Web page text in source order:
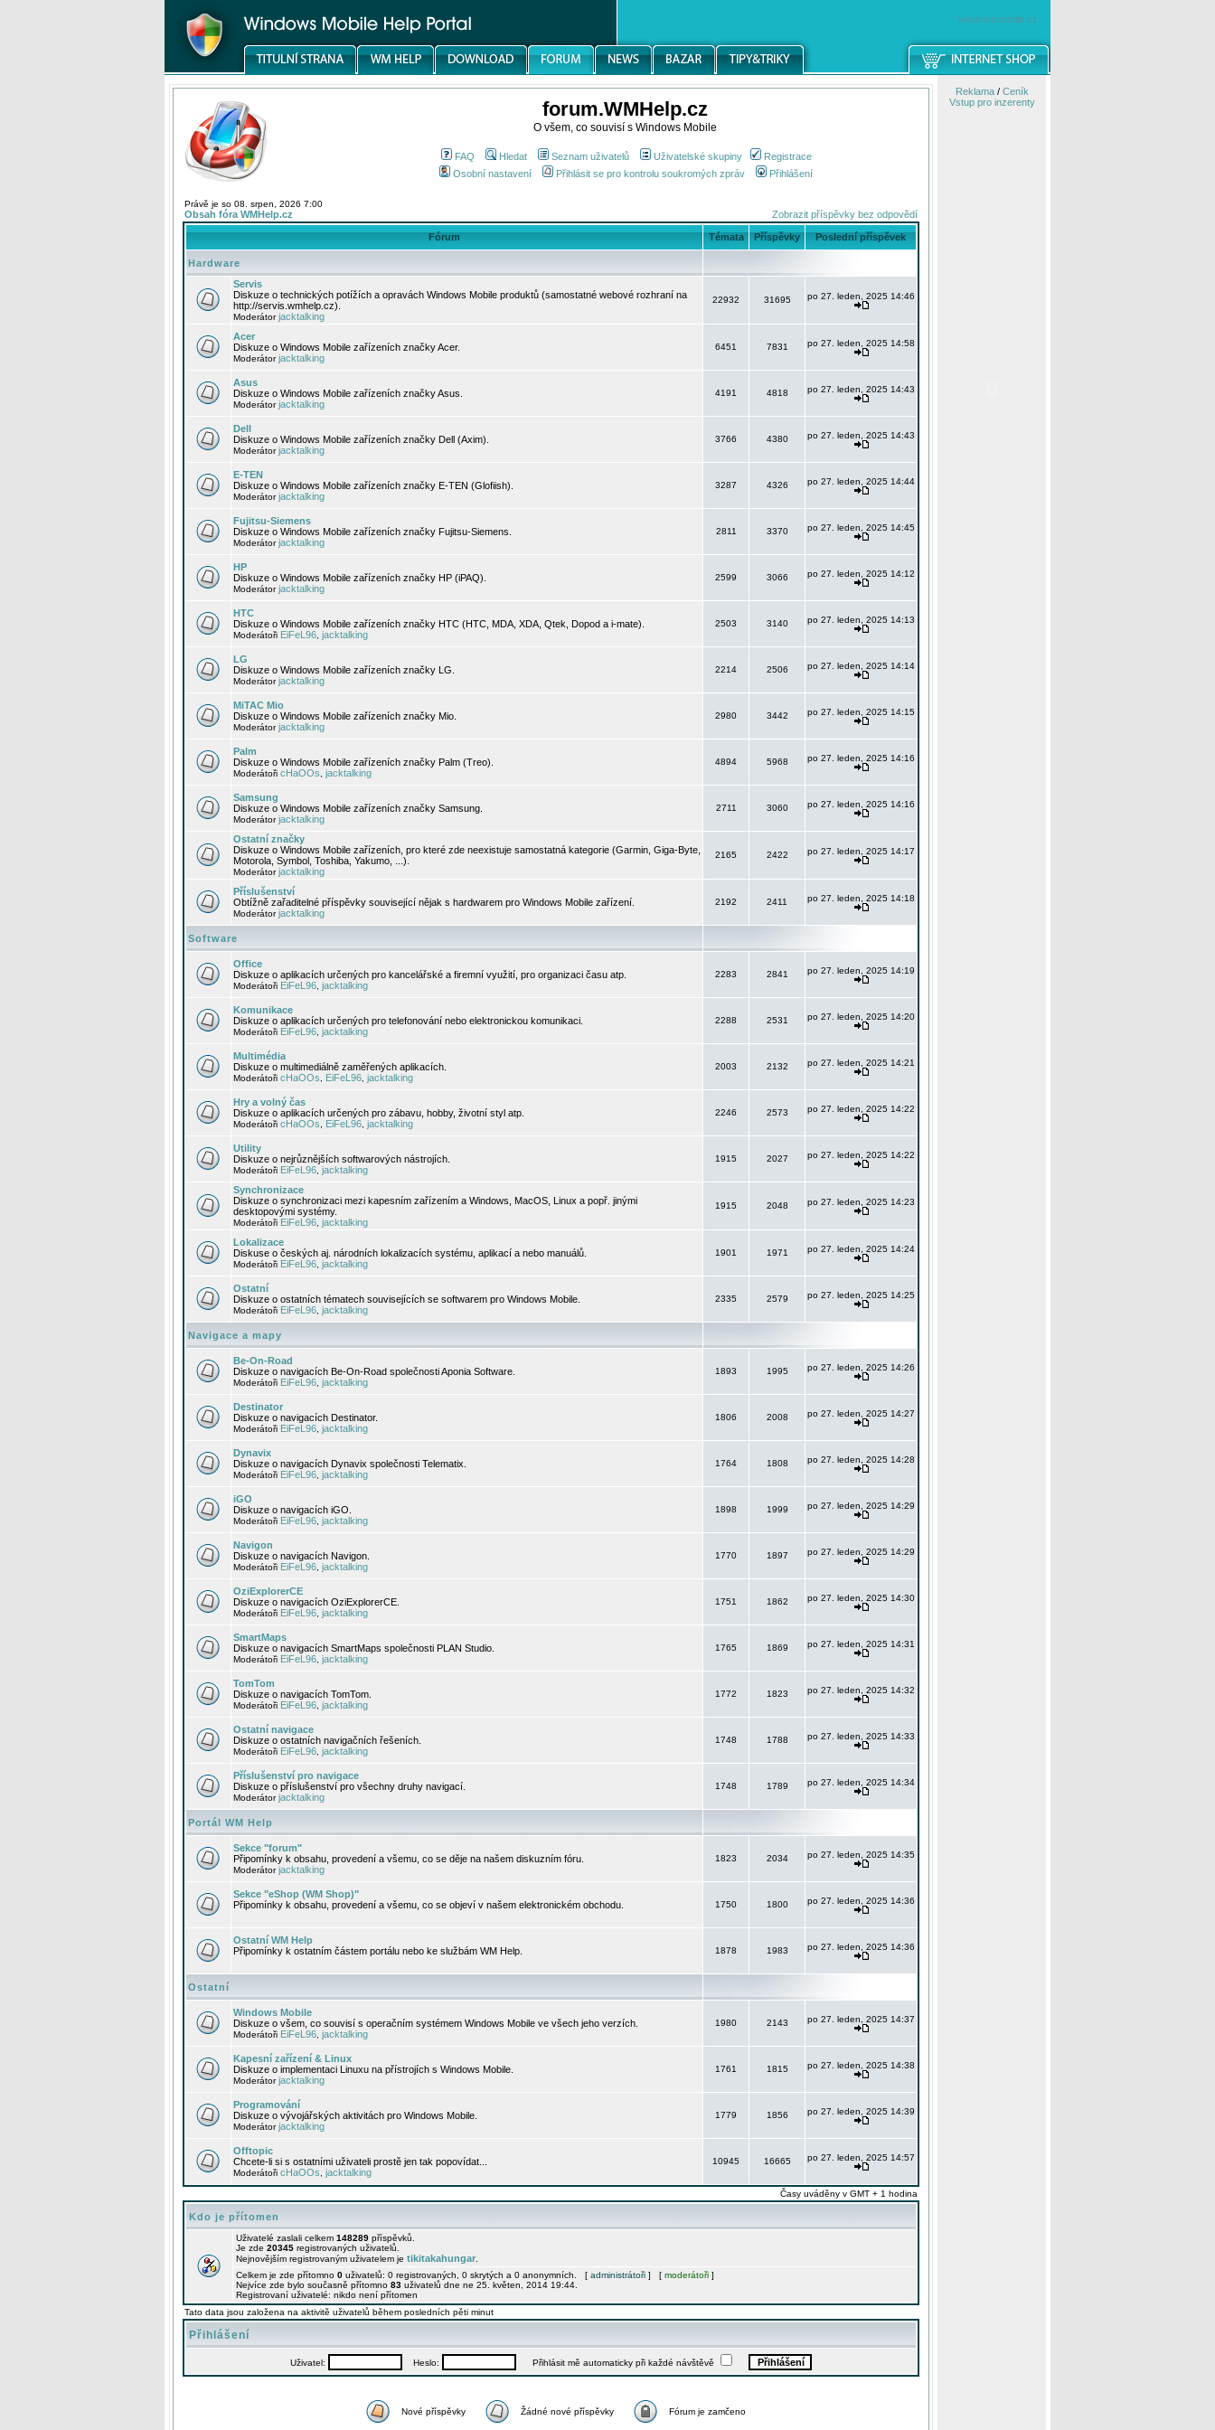
windowsmobile.cz
forum.WMHelp.cz
O všem, co souvisí s Windows Mobile
FAQ Hledat Seznam uživatelů Uživatelské skupiny
Registrace
Osobní nastavení
Přihlásit se pro kontrolu soukromých zpráv Přihlášení
Právě je so 08. srpen, 2026 7:00
Obsah fóra WMHelp.cz Zobrazit příspěvky bez odpovědí
Fórum Témata Příspěvky Poslední příspěvek
Hardware
Servis
Diskuze o technických potížích a opravách Windows Mobile produktů (samostatné webové rozhraní na
http://servis.wmhelp.cz).
Moderátorjacktalking
22932 31695 po 27. leden, 2025 14:46
Acer
Diskuze o Windows Mobile zařízeních značky Acer.
Moderátorjacktalking
6451 7831 po 27. leden, 2025 14:58
Asus
Diskuze o Windows Mobile zařízeních značky Asus.
Moderátorjacktalking
4191 4818 po 27. leden, 2025 14:43
Dell
Diskuze o Windows Mobile zařízeních značky Dell (Axim).
Moderátorjacktalking
3766 4380 po 27. leden, 2025 14:43
E-TEN
Diskuze o Windows Mobile zařízeních značky E-TEN (Glofiish).
Moderátorjacktalking
3287 4326 po 27. leden, 2025 14:44
Fujitsu-Siemens
Diskuze o Windows Mobile zařízeních značky Fujitsu-Siemens.
Moderátorjacktalking
2811 3370 po 27. leden, 2025 14:45
HP
Diskuze o Windows Mobile zařízeních značky HP (iPAQ).
Moderátorjacktalking
2599 3066 po 27. leden, 2025 14:12
HTC
Diskuze o Windows Mobile zařízeních značky HTC (HTC, MDA, XDA, Qtek, Dopod a i-mate).
Moderátoři EiFeL96 jacktalking
2503 3140 po 27. leden, 2025 14:13
LG
Diskuze o Windows Mobile zařízeních značky LG.
Moderátorjacktalking
2214 2506 po 27. leden, 2025 14:14
MiTAC Mio
Diskuze o Windows Mobile zařízeních značky Mio.
Moderátorjacktalking
2980 3442 po 27. leden, 2025 14:15
Palm
Diskuze o Windows Mobile zařízeních značky Palm (Treo).
Moderátoři cHaOOs jacktalking
4894 5968 po 27. leden, 2025 14:16
Samsung
Diskuze o Windows Mobile zařízeních značky Samsung.
Moderátorjacktalking
2711 3060 po 27. leden, 2025 14:16
Ostatní značky
Diskuze o Windows Mobile zařízeních, pro které zde neexistuje samostatná kategorie (Garmin, Giga-Byte,
Motorola, Symbol, Toshiba, Yakumo, ...).
Moderátorjacktalking
2165 2422 po 27. leden, 2025 14:17
Příslušenství
Obtížně zařaditelné příspěvky související nějak s hardwarem pro Windows Mobile zařízení.
Moderátorjacktalking
2192 2411 po 27. leden, 2025 14:18
Software
Office
Diskuze o aplikacích určených pro kancelářské a firemní využití, pro organizaci času atp.
Moderátoři EiFeL96 jacktalking
2283 2841 po 27. leden, 2025 14:19
Komunikace
Diskuze o aplikacích určených pro telefonování nebo elektronickou komunikaci.
Moderátoři EiFeL96 jacktalking
2288 2531 po 27. leden, 2025 14:20
Multimédia
Diskuze o multimediálně zaměřených aplikacích.
Moderátoři cHaOOs EiFeL96 jacktalking
2003 2132 po 27. leden, 2025 14:21
Hry a volný čas
Diskuze o aplikacích určených pro zábavu, hobby, životní styl atp.
Moderátoři cHaOOs EiFeL96 jacktalking
2246 2573 po 27. leden, 2025 14:22
Utility
Diskuze o nejrůznějších softwarových nástrojích.
Moderátoři EiFeL96 jacktalking
1915 2027 po 27. leden, 2025 14:22
Synchronizace
Diskuze o synchronizaci mezi kapesním zařízením a Windows, MacOS, Linux a popř. jinými
desktopovými systémy.
Moderátoři EiFeL96 jacktalking
1915 2048 po 27. leden, 2025 14:23
Lokalizace
Diskuse o českých aj. národních lokalizacích systému, aplikací a nebo manuálů.
Moderátoři EiFeL96 jacktalking
1901 1971 po 27. leden, 2025 14:24
Ostatní
Diskuze o ostatních tématech souvisejících se softwarem pro Windows Mobile.
Moderátoři EiFeL96 jacktalking
2335 2579 po 27. leden, 2025 14:25
Navigace a mapy
Be-On-Road
Diskuze o navigacích Be-On-Road společnosti Aponia Software.
Moderátoři EiFeL96 jacktalking
1893 1995 po 27. leden, 2025 14:26
Destinator
Diskuze o navigacích Destinator.
Moderátoři EiFeL96 jacktalking
1806 2008 po 27. leden, 2025 14:27
Dynavix
Diskuze o navigacích Dynavix společnosti Telematix.
Moderátoři EiFeL96 jacktalking
1764 1808 po 27. leden, 2025 14:28
iGO
Diskuze o navigacích iGO.
Moderátoři EiFeL96 jacktalking
1898 1999 po 27. leden, 2025 14:29
Navigon
Diskuze o navigacích Navigon.
Moderátoři EiFeL96 jacktalking
1770 1897 po 27. leden, 2025 14:29
OziExplorerCE
Diskuze o navigacích OziExplorerCE.
Moderátoři EiFeL96 jacktalking
1751 1862 po 27. leden, 2025 14:30
SmartMaps
Diskuze o navigacích SmartMaps společnosti PLAN Studio.
Moderátoři EiFeL96 jacktalking
1765 1869 po 27. leden, 2025 14:31
TomTom
Diskuze o navigacích TomTom.
Moderátoři EiFeL96 jacktalking
1772 1823 po 27. leden, 2025 14:32
Ostatní navigace
Diskuze o ostatních navigačních řešeních.
Moderátoři EiFeL96 jacktalking
1748 1788 po 27. leden, 2025 14:33
Příslušenství pro navigace
Diskuze o příslušenství pro všechny druhy navigací.
Moderátorjacktalking
1748 1789 po 27. leden, 2025 14:34
Portál WM Help
Sekce "forum"
Připomínky k obsahu, provedení a všemu, co se děje na našem diskuzním fóru.
Moderátorjacktalking
1823 2034 po 27. leden, 2025 14:35
Sekce "eShop (WM Shop)"
Připomínky k obsahu, provedení a všemu, co se objeví v našem elektronickém obchodu.
1750 1800 po 27. leden, 2025 14:36
Ostatní WM Help
Připomínky k ostatním částem portálu nebo ke službám WM Help.
1878 1983 po 27. leden, 2025 14:36
Ostatní
Windows Mobile
Diskuze o všem, co souvisí s operačním systémem Windows Mobile ve všech jeho verzích.
Moderátoři EiFeL96 jacktalking
1980 2143 po 27. leden, 2025 14:37
Kapesní zařízení & Linux
Diskuze o implementaci Linuxu na přístrojích s Windows Mobile.
Moderátorjacktalking
1761 1815 po 27. leden, 2025 14:38
Programování
Diskuze o vývojářských aktivitách pro Windows Mobile.
Moderátorjacktalking
1779 1856 po 27. leden, 2025 14:39
Offtopic
Chcete-li si s ostatními uživateli prostě jen tak popovídat...
Moderátoři cHaOOs jacktalking
10945 16665 po 27. leden, 2025 14:57
Časy uváděny v GMT + 1 hodina
Kdo je přítomen
Uživatelé zaslali celkem 148289 příspěvků.
Je zde 20345 registrovaných uživatelů.
Nejnovějším registrovaným uživatelem je tikitakahungar
Celkem je zde přítomno 0 uživatelů: 0 registrovaných, 0 skrytých a 0 anonymních. [ administrátoři ] [ moderátoři ]
Nejvíce zde bylo současně přítomno 83 uživatelů dne ne 25. květen, 2014 19:44.
Registrovaní uživatelé: nikdo není přítomen
Tato data jsou založena na aktivitě uživatelů během posledních pěti minut
Přihlášení
Uživatel: Heslo: Přihlásit mě automaticky při každé návštěvě
Nové příspěvky Žádné nové příspěvky Fórum je zamčeno
Reklama/ Ceník
Vstup pro inzerenty